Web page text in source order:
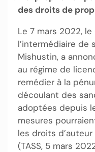
des droits de
Le 7 mars 2022,
l’intermédiaire de
Mishustin, a
au régime de
remédier à la
découlant des
adoptées depuis
mesures
les droits
(TASS, 5 mars